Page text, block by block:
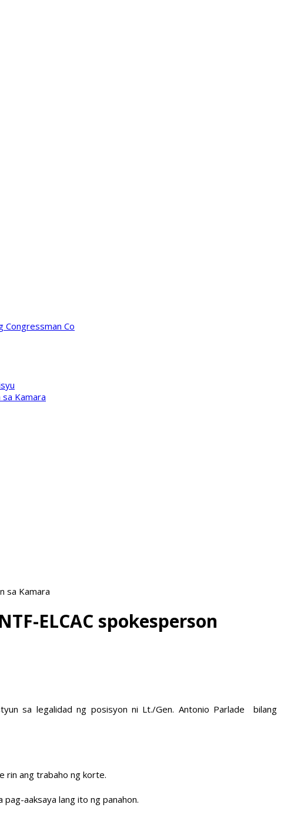
Congressman Co
Kamara
sa Kamara
ELCAC spokesperson
sa legalidad ng posisyon ni Lt./Gen. Antonio Parlade bilang
rin ang trabaho ng korte.
aaksaya lang ito ng panahon.